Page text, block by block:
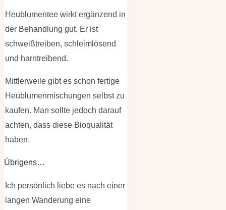
Heublumentee wirkt ergänzend in
der Behandlung gut. Er ist
schweißtreiben, schleimlösend
und harntreibend.
Mittlerweile gibt es schon fertige
Heublumenmischungen selbst zu
kaufen. Man sollte jedoch darauf
achten, dass diese Bioqualität
haben.
Übrigens…
Ich persönlich liebe es nach einer
langen Wanderung eine